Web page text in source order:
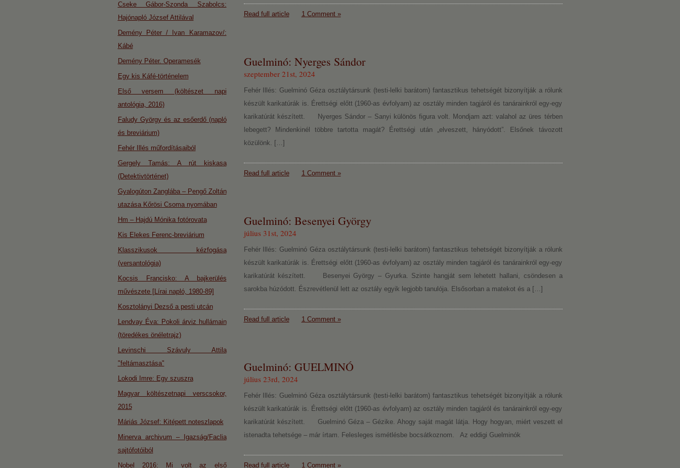
Read full article 1 Comment »
Guelminó: Nyerges Sándor
szeptember 21st, 2024
Fehér Illés: Guelminó Géza osztálytársunk (testi-lelki barátom) fantasztikus tehetségét bizonyítják a rólunk
készült karikatúrák is. Érettségi előtt (1960-as évfolyam) az osztály minden tagjáról és tanárainkról egy-egy
karikatúrát készített. Nyerges Sándor – Sanyi különös figura volt. Mondjam azt: valahol az üres térben
lebegett? Mindenkinél többre tartotta magát? Érettségi után „elveszett, hányódott”. Elsőnek távozott
közülönk. […]
Read full article 1 Comment »
Guelminó: Besenyei György
július 31st, 2024
Fehér Illés: Guelminó Géza osztálytársunk (testi-lelki barátom) fantasztikus tehetségét bizonyítják a rólunk
készült karikatúrák is. Érettségi előtt (1960-as évfolyam) az osztály minden tagjáról és tanárainkról egy-egy
karikatúrát készített. Besenyei György – Gyurka. Szinte hangját sem lehetett hallani, csöndesen a
sarokba húzódott. Észrevétlenül lett az osztály egyik legjobb tanulója. Elsősorban a matekot és a […]
Read full article 1 Comment »
Guelminó: GUELMINÓ
július 23rd, 2024
Fehér Illés: Guelminó Géza osztálytársunk (testi-lelki barátom) fantasztikus tehetségét bizonyítják a rólunk
készült karikatúrák is. Érettségi előtt (1960-as évfolyam) az osztály minden tagjáról és tanárainkról egy-egy
karikatúrát készített. Guelminó Géza – Gézike. Ahogy saját magát látja. Hogy hogyan, miért veszett el
istenadta tehetsége – már írtam. Felesleges ismétlésbe bocsátkoznom. Az eddigi Guelminók
Read full article 1 Comment »
Cseke Gábor-Szonda Szabolcs:
Hajónapló József Attilával
Demény Péter / Ivan Karamazov/:
Kábé
Demény Péter. Operamesék
Egy kis Káfé-történelem
Első versem (költészet napi
antológia, 2016)
Faludy György és az esőerdő (napló
és breviárium)
Fehér Illés műfordításaiból
Gergely Tamás: A rút kiskasa
(Detektivtörténet)
Gyalogúton Zanglába – Pengő Zoltán
utazása Kőrösi Csoma nyomában
Hm – Hajdú Mónika fotórovata
Kis Elekes Ferenc-breviárium
Klasszikusok kézfogása
(versantológia)
Kocsis Francisko: A bajkerülés
művészete [Lírai napló, 1980-89]
Kosztolányi Dezső a pesti utcán
Lendvay Éva: Pokoli árviz hullámain
(töredékes önéletrajz)
Levinschi Szávuly Attila
"feltámasztása"
Lokodi Imre: Egy szuszra
Magyar költészetnapi verscsokor,
2015
Máriás József: Kitépett noteszlapok
Minerva archivum – Igazság/Faclia
sajtófotóiból
Nobel 2016: Mi volt az első